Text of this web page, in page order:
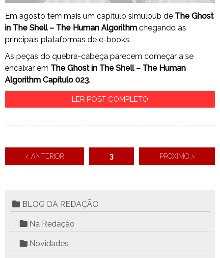
Em agosto tem mais um capítulo simulpub de The Ghost
in The Shell – The Human Algorithm chegando às
principais plataformas de e-books.
As peças do quebra-cabeça parecem começar a se
encaixar em The Ghost in The Shell – The Human
Algorithm Capítulo 023.
LER POST COMPLETO
< ANTERIOR 3 PRÓXIMO >
BLOG DA REDAÇÃO
Na Redação
Novidades